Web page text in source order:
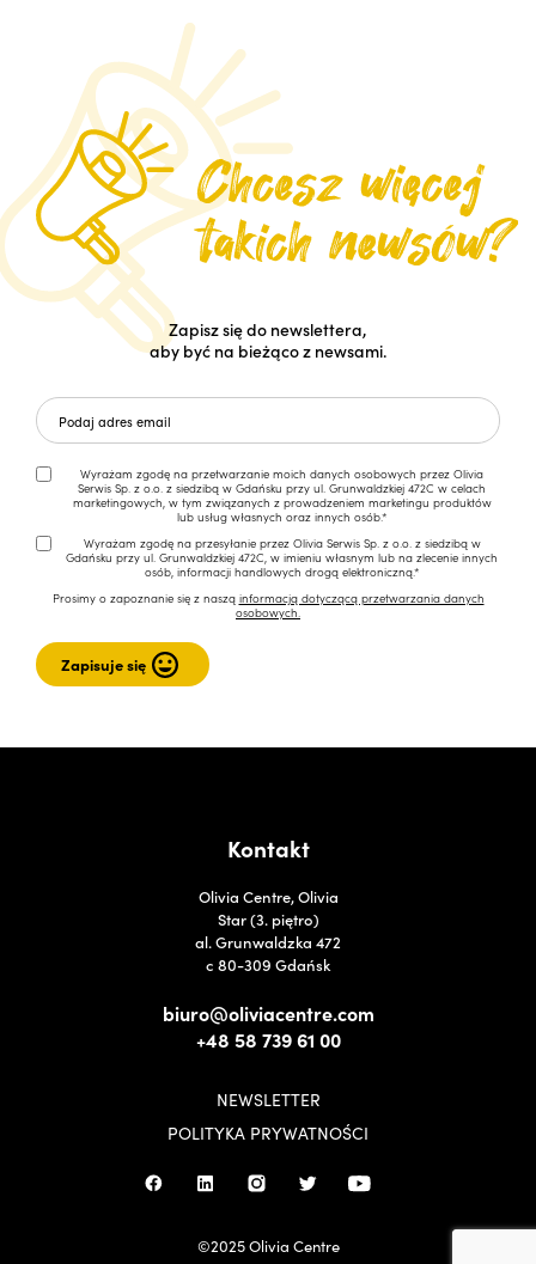
Zapisz się do newslettera,
aby być na bieżąco z newsami.
Wyrażam zgodę na przetwarzanie moich danych osobowych przez Olivia
Serwis Sp. z o.o. z siedzibą w Gdańsku przy ul. Grunwaldzkiej 472C w celach
marketingowych, w tym związanych z prowadzeniem marketingu produktów
lub usług własnych oraz innych osób.*
Wyrażam zgodę na przesyłanie przez Olivia Serwis Sp. z o.o. z siedzibą w
Gdańsku przy ul. Grunwaldzkiej 472C, w imieniu własnym lub na zlecenie innych
osób, informacji handlowych drogą elektroniczną.*
Prosimy o zapoznanie się z naszą informacją dotyczącą przetwarzania danych
osobowych.
Kontakt
Olivia Centre, Olivia
Star (3. piętro)
al. Grunwaldzka 472
c 80-309 Gdańsk
biuro@oliviacentre.com
+48 58 739 61 00
NEWSLETTER
POLITYKA PRYWATNOŚCI
©2025 Olivia Centre